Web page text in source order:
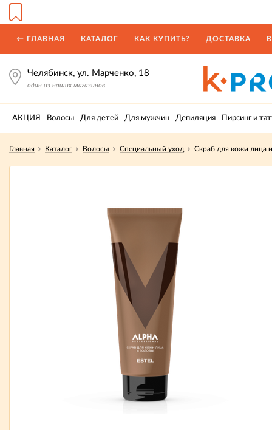
← ГЛАВНАЯ КАТАЛОГ КАК КУПИТЬ? ДОСТАВКА
Челябинск, ул. Марченко, 18
один из наших магазинов
АКЦИЯ Волосы Для детей Для мужчин Депиляция Пирсинг и
Главная Каталог Волосы Специальный уход Скраб для кожи лица